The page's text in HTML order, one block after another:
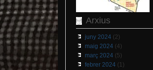
Arxius
juny 2024(2)
maig 2024(4)
març 2024(5)
febrer 2024(1)